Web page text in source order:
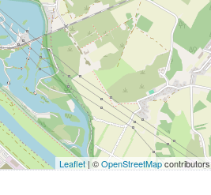
Leaflet | ©OpenStreetMapcontributors